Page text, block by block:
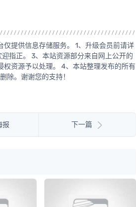
提供信息存储服务。 1、升级会员前请详
指正。 3、本站资源部分来自网上公开的
权资源予以处理。 4、本站整理发布的所有
除。谢谢您的支持！
报 下一篇